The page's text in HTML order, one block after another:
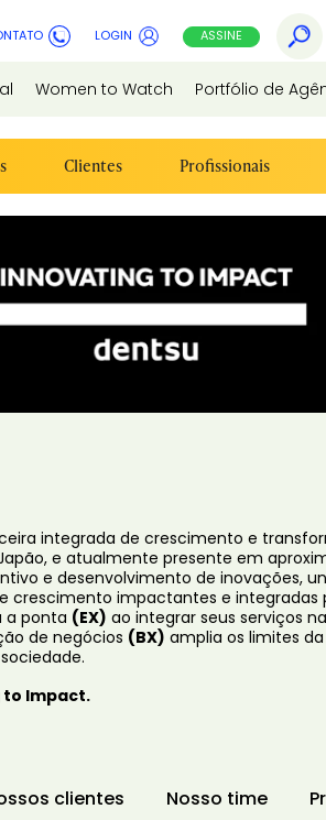
LOGIN ASSINE
Women to Watch Portfólio de
Clientes Profissionais
integrada de crescimento e
e atualmente presente em
e desenvolvimento de inovações,
crescimento impactantes e integradas
a ponta (EX) ao integrar seus serviços
de negócios (BX) amplia os limites
to Impact.
clientes Nosso time